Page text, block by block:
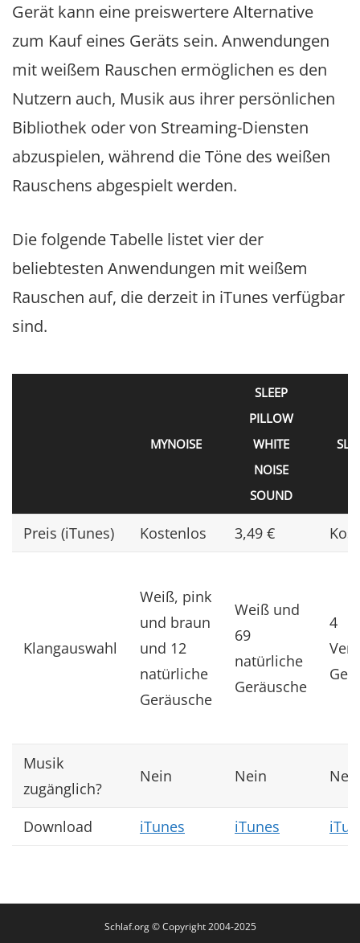
Gerät kann eine preiswertere Alternative
zum Kauf eines Geräts sein. Anwendungen
mit weißem Rauschen ermöglichen es den
Nutzern auch, Musik aus ihrer persönlichen
Bibliothek oder von Streaming-Diensten
abzuspielen, während die Töne des weißen
Rauschens abgespielt werden.
Die folgende Tabelle listet vier der
beliebtesten Anwendungen mit weißem
Rauschen auf, die derzeit in iTunes verfügbar
sind.
MYNOISE
SLEEP
PILLOW
WHITE
NOISE
SOUND
Preis (iTunes) Kostenlos 3,49 €
Klangauswahl
Weiß, pink
und braun
und 12
natürliche
Geräusche
Weiß und
69
natürliche
Geräusche
4
Musik
zugänglich?
Nein Nein
Download iTunes iTunes
Schlaf.org © Copyright 2004-2025